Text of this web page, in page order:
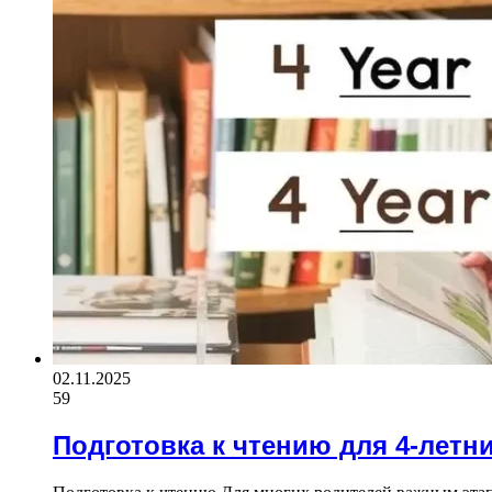
02.11.2025
59
Подготовка к чтению для 4-